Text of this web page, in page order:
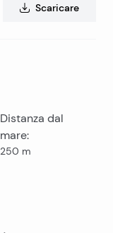
Scaricare
Distanza dal
mare:
250 m